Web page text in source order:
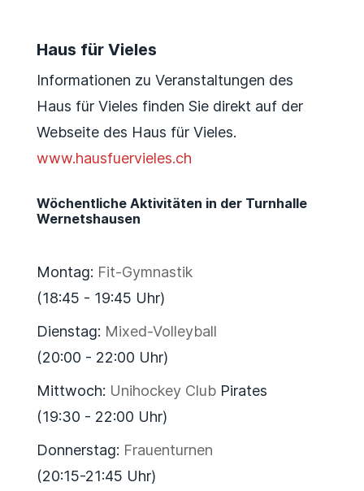
Haus für Vieles
Informationen zu Veranstaltungen des
Haus für Vieles finden Sie direkt auf der
Webseite des Haus für Vieles.
www.hausfuervieles.ch
Wöchentliche Aktivitäten in der Turnhalle
Wernetshausen
Montag: Fit-Gymnastik
(18:45 - 19:45 Uhr)
Dienstag: Mixed-Volleyball
(20:00 - 22:00 Uhr)
Mittwoch: Unihockey ClubPirates
(19:30 - 22:00 Uhr)
Donnerstag: Frauenturnen
(20:15-21:45 Uhr)